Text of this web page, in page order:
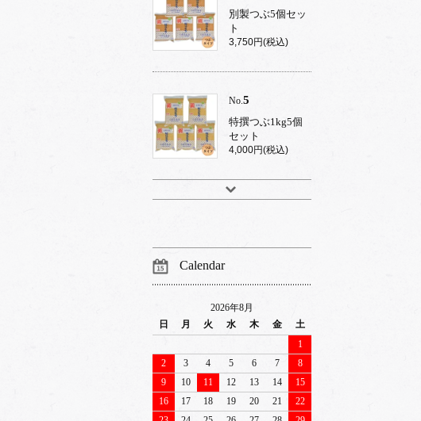
別製つぶ5個セッ
ト
3,750円(税込)
No.5
特撰つぶ1kg5個
セット
4,000円(税込)
Calendar
2026年8月
日
月 火 水 木 金
土
1
2
3 4 5 6 7
8
9
10 11 12 13 14
15
16
17 18 19 20 21
22